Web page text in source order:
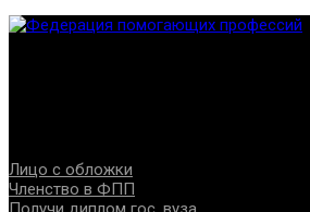
Лицо с обложки
Членство в ФПП